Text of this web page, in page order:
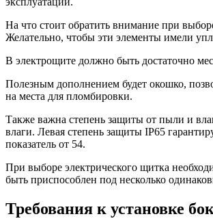
На что стоит обратить внимание при
Желательно, чтобы эти элементы имели
В электрощите должно быть достаточно
Полезным дополнением будет окошко,
на места для пломбировки.
Также важна степень защиты от пыли и
влаги. Левая степень защиты IP65
показатель от 54.
При выборе электрического щитка
быть приспособлен под несколько
Требования к установке